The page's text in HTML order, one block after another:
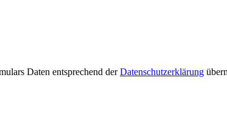
Daten entsprechend derDatenschutzerklärung